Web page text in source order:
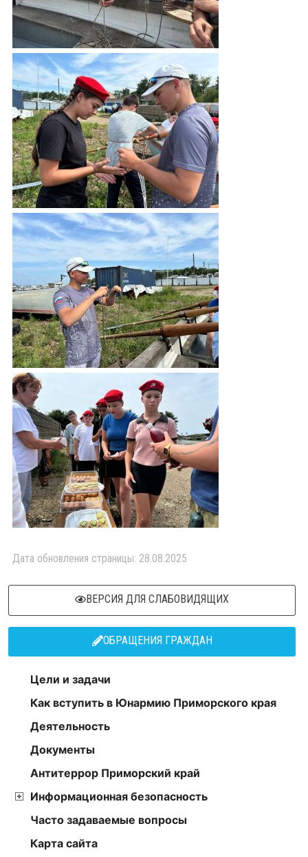
Дата обновления страницы: 28.08.2025
ВЕРСИЯ ДЛЯ СЛАБОВИДЯЩИХ
ОБРАЩЕНИЯ ГРАЖДАН
Цели и задачи
Как вступить в Юнармию Приморского края
Деятельность
Документы
Антитеррор Приморский край
Информационная безопасность
Часто задаваемые вопросы
Карта сайта